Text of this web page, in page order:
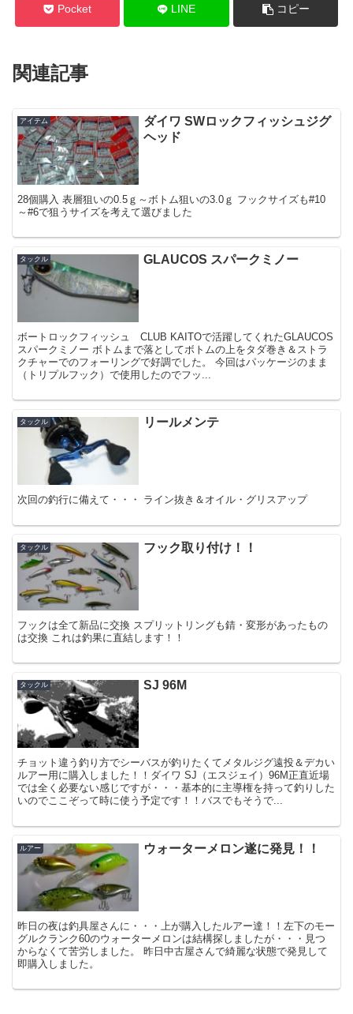
Pocket LINE コピー
関連記事
アイテム
ダイワ SWロックフィッシュジグ
ヘッド
28個購入 表層狙いの0.5ｇ～ボトム狙いの3.0ｇ フックサイズも#10
～#6で狙うサイズを考えて選びました
タックル GLAUCOS スパークミノー
ボートロックフィッシュ CLUB KAITOで活躍してくれたGLAUCOS
スパークミノー ボトムまで落としてボトムの上をタダ巻き＆ストラ
クチャーでのフォーリングで好調でした。 今回はパッケージのまま
（トリプルフック）で使用したのでフッ...
タックル リールメンテ
次回の釣行に備えて・・・ ライン抜き＆オイル・グリスアップ
タックル フック取り付け！！
フックは全て新品に交換 スプリットリングも錆・変形があったもの
は交換 これは釣果に直結します！！
タックル SJ 96M
チョット違う釣り方でシーバスが釣りたくてメタルジグ遠投＆デカい
ルアー用に購入しました！！ダイワ SJ（エスジェイ）96M正直近場
では全く必要ない感じですが・・・基本的に主導権を持って釣りした
いのでここぞって時に使う予定です！！バスでもそうで...
ルアー ウォーターメロン遂に発見！！
昨日の夜は釣具屋さんに・・・上が購入したルアー達！！左下のモー
グルクランク60のウォーターメロンは結構探しましたが・・・見つ
からなくて苦労しました。 昨日中古屋さんで綺麗な状態で発見して
即購入しました。